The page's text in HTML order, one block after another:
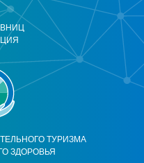
ТУРИЗМА
ЗДОРОВЬЯ